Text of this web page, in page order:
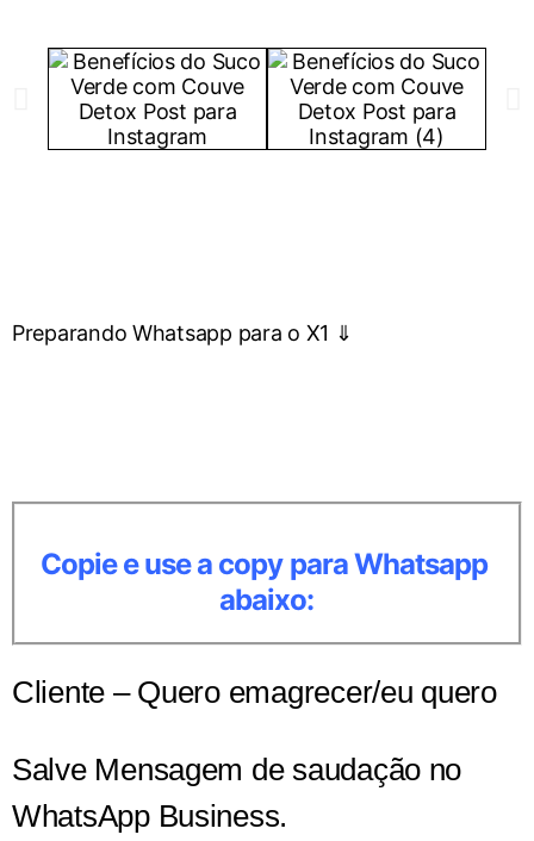
Preparando Whatsapp para o X1 ⇓
Copie e use a copy para Whatsapp
abaixo:
Cliente – Quero emagrecer/eu quero
Salve Mensagem de saudação no
WhatsApp Business.